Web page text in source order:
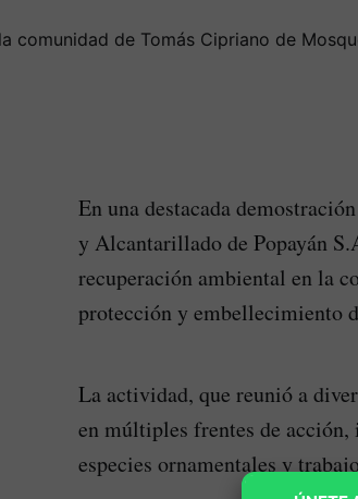
En una destacada
y Alcantarillado de Popayán
recuperación ambiental en la
protección y embellecimiento
La actividad, que reunió a
en múltiples frentes de
especies ornamentales y